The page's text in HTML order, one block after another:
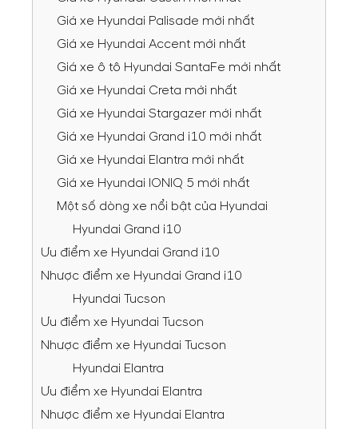
Giá xe Hyundai Palisade​​ mới nhất
Giá xe Hyundai Accent​​ mới nhất
Giá xe ô tô Hyundai SantaFe mới nhất
Giá xe Hyundai Creta mới nhất
Giá xe Hyundai Stargazer mới nhất
Giá xe Hyundai Grand i10 mới nhất
Giá xe Hyundai Elantra mới nhất
Giá xe Hyundai IONIQ 5​​ mới nhất
Một số dòng xe nổi bật của Hyundai
Hyundai Grand i10
Ưu điểm xe Hyundai Grand i10
Nhược điểm xe Hyundai Grand i10
Hyundai Tucson
Ưu điểm xe Hyundai Tucson
Nhược điểm xe Hyundai Tucson
Hyundai Elantra
Ưu điểm xe Hyundai Elantra
Nhược điểm xe Hyundai Elantra